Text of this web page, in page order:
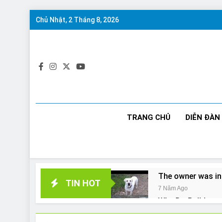
Skip
Chủ Nhật, 2 Tháng 8, 2026
TRANG CHỦ DIỄN ĐÀN
TIN HOT
The owner was
7 Năm Ago
Why Do
7 Năm Ago